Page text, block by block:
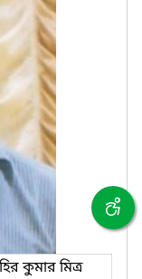
কুমার মিত্র